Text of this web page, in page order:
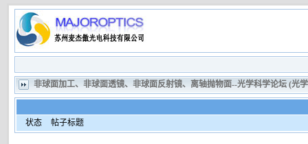
非球面加工、非球面透镜、非球面反射镜、离轴抛物面--光学科学论坛 (光
状态 帖子标题